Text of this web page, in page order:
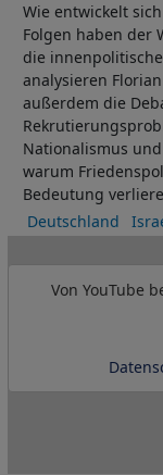
Wie entwickelt
Folgen haben der
die
analysieren
außerdem die
Nationalismus
warum
Bedeutung
Deutschland
Von YouTube